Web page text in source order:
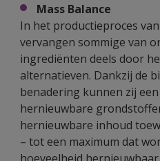
Mass Balance
In het productieproces
vervangen sommige van
ingrediënten deels door
alternatieven. Dankzij de
benadering kunnen zij
hernieuwbare
hernieuwbare inhoud
– tot een maximum dat
hoeveelheid